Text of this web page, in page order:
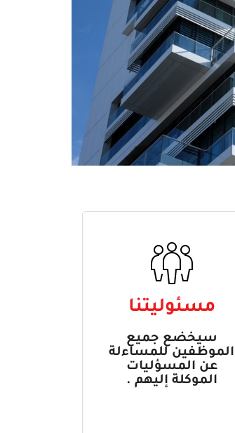
مسئوليتنا
سيخضع جميع
الموظفين للمساءلة
عن المسؤليات
الموكلة إليهم .